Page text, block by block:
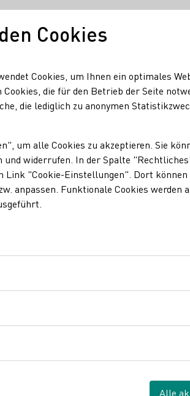
L M
V
Cookies
Cookies, um Ihnen ein optimales
die für den Betrieb der Seite
die lediglich zu anonymen
um alle Cookies zu akzeptieren. Sie
und widerrufen. In der Spalte
Link "Cookie-Einstellungen". Dort können
anpassen. Funktionale Cookies werden
Alle